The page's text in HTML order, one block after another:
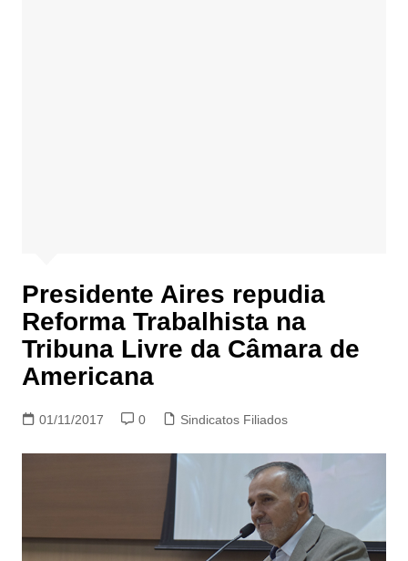
Presidente Aires repudia
Reforma Trabalhista na
Tribuna Livre da Câmara de
Americana
01/11/2017 0 Sindicatos Filiados